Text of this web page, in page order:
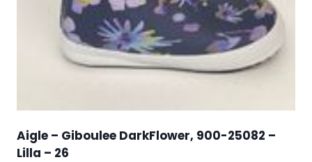
Aigle – Giboulee DarkFlower, 900-25082 –
Lilla – 26